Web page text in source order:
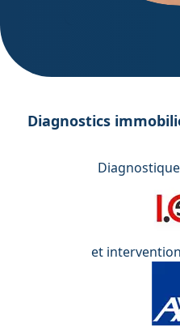
Diagnostics
et